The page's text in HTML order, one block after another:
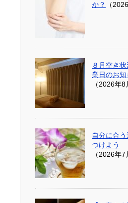
か？
（
８月空き
業日のお
（2026年8
自分に合
つけよう
（2026年7